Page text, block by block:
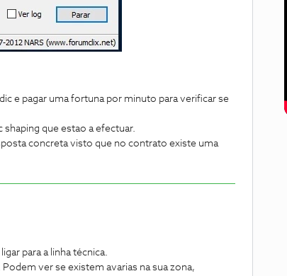
e pagar uma fortuna por minuto para verificar se
que estao a efectuar.
concreta visto que no contrato existe uma
para a linha técnica.
ver se existem avarias na sua zona,